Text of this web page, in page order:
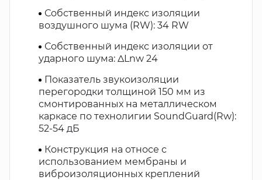
Собственный индекс изоляции
воздушного шума (RW): 34 RW
Собственный индекс изоляции от
ударного шума: ΔLnw 24
Показатель звукоизоляции
перегородки толщиной 150 мм из
смонтированных на металлическом
каркасе по технолигии SoundGuard(Rw):
52-54 дБ
Конструкция на относе с
использованием мембраны и
виброизоляционных креплений